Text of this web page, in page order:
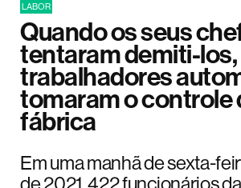
LABOR
Quando os seus
tentaram demiti-
trabalhadores
tomaram o controle
fábrica
Em uma manhã de sexta-
de 2021, 422 funcionários